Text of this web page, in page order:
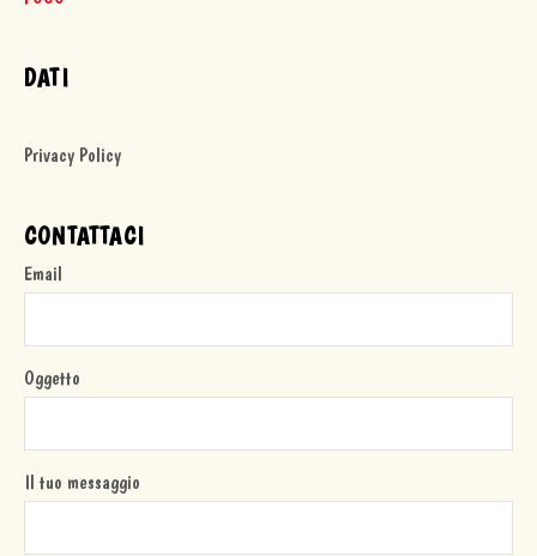
DATI
Privacy Policy
CONTATTACI
Email
Oggetto
Il tuo messaggio